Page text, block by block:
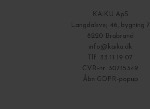
KAiKU ApS
Langdalsvej 46, bygning 7
8220 Brabrand
info@kaiku.dk
Tlf. 33 11 19 07
CVR-nr. 30715349
Åbn GDPR-popup